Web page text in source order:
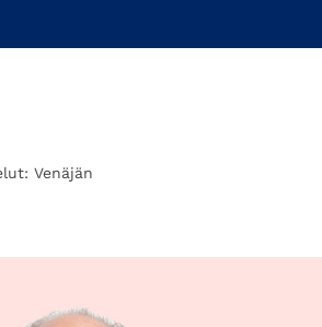
Venäjän